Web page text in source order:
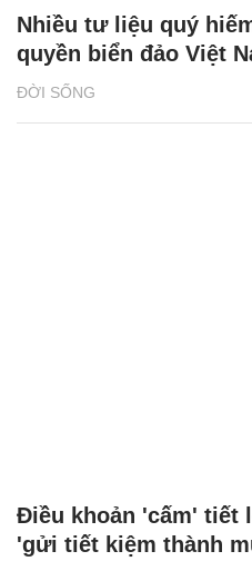
ĐỜI SỐNG
Nhiều tư liệu quý
quyền biển đảo Việt
Điều khoản 'cấm' tiết
'gửi tiết kiệm thành